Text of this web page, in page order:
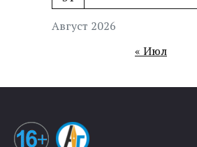
Август 2026
« Июл